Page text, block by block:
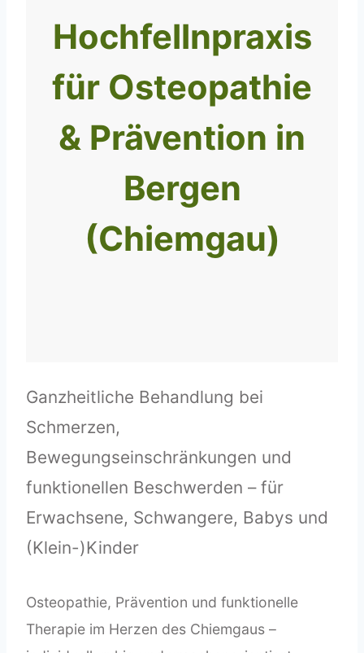
Hochfellnpraxis
für Osteopathie
& Prävention in
Bergen
(Chiemgau)
Ganzheitliche Behandlung bei
Schmerzen,
Bewegungseinschränkungen und
funktionellen Beschwerden – für
Erwachsene, Schwangere, Babys und
(Klein-)Kinder
Osteopathie, Prävention und funktionelle
Therapie im Herzen des Chiemgaus –